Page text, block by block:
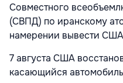
Совместного
(СВПД) по иранскому
намерении вывести
7 августа США
касающийся